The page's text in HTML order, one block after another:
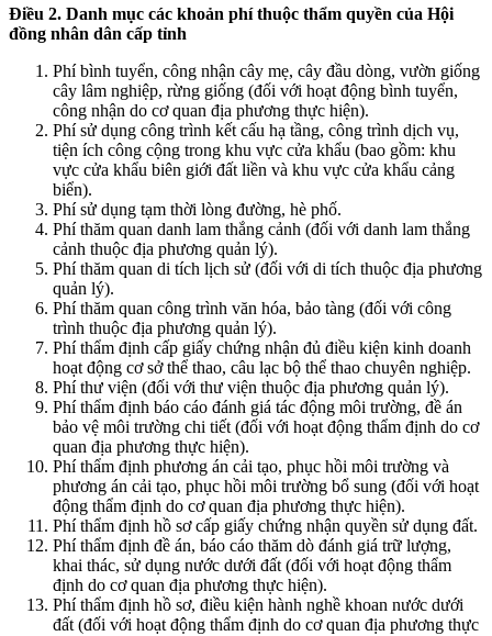
Điều 2. Danh mục các khoản phí thuộc thẩm quyền của Hội
đồng nhân dân cấp tỉnh
Phí bình tuyển, công nhận cây mẹ, cây đầu dòng, vườn giống
cây lâm nghiệp, rừng giống (đối với hoạt động bình tuyển,
công nhận do cơ quan địa phương thực hiện).
Phí sử dụng công trình kết cấu hạ tầng, công trình dịch vụ,
tiện ích công cộng trong khu vực cửa khẩu (bao gồm: khu
vực cửa khẩu biên giới đất liền và khu vực cửa khẩu cảng
biển).
Phí sử dụng tạm thời lòng đường, hè phố.
Phí thăm quan danh lam thắng cảnh (đối với danh lam thắng
cảnh thuộc địa phương quản lý).
Phí thăm quan di tích lịch sử (đối với di tích thuộc địa phương
quản lý).
Phí thăm quan công trình văn hóa, bảo tàng (đối với công
trình thuộc địa phương quản lý).
Phí thẩm định cấp giấy chứng nhận đủ điều kiện kinh doanh
hoạt động cơ sở thể thao, câu lạc bộ thể thao chuyên nghiệp.
Phí thư viện (đối với thư viện thuộc địa phương quản lý).
Phí thẩm định báo cáo đánh giá tác động môi trường, đề án
bảo vệ môi trường chi tiết (đối với hoạt động thẩm định do cơ
quan địa phương thực hiện).
Phí thẩm định phương án cải tạo, phục hồi môi trường và
phương án cải tạo, phục hồi môi trường bổ sung (đối với hoạt
động thẩm định do cơ quan địa phương thực hiện).
Phí thẩm định hồ sơ cấp giấy chứng nhận quyền sử dụng đất.
Phí thẩm định đề án, báo cáo thăm dò đánh giá trữ lượng,
khai thác, sử dụng nước dưới đất (đối với hoạt động thẩm
định do cơ quan địa phương thực hiện).
Phí thẩm định hồ sơ, điều kiện hành nghề khoan nước dưới
đất (đối với hoạt động thẩm định do cơ quan địa phương thực